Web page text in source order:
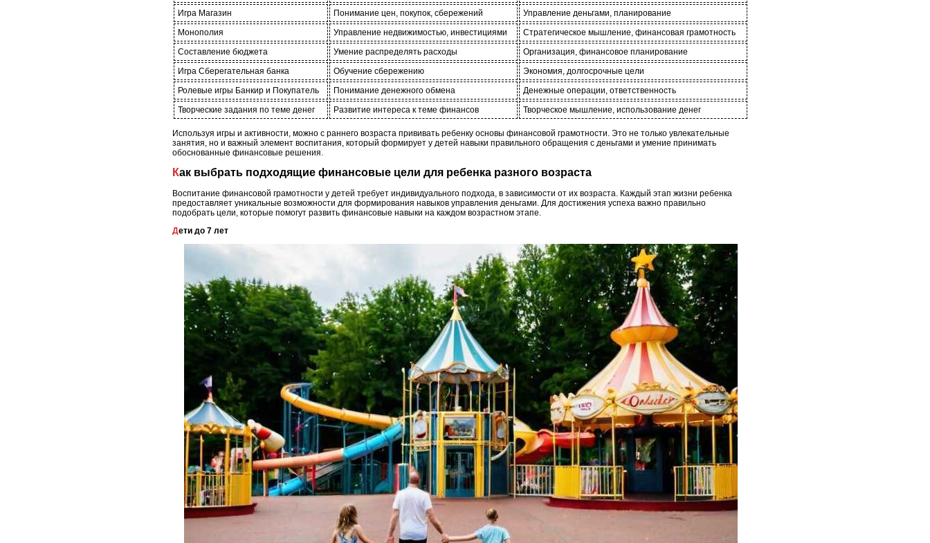
Игра Магазин
Понимание цен, покупок, сбережений
Управление деньгами, планирование
Монополия
Управление недвижимостью, инвестициями
Стратегическое мышление, финансовая грамотность
Составление бюджета
Умение распределять расходы
Организация, финансовое планирование
Игра Сберегательная банка
Обучение сбережению
Экономия, долгосрочные цели
Ролевые игры Банкир и Покупатель
Понимание денежного обмена
Денежные операции, ответственность
Творческие задания по теме денег
Развитие интереса к теме финансов Творческое мышление, использование денег
Используя игры и активности, можно с раннего возраста прививать ребенку основы финансовой грамотности. Это не только увлекательные
занятия, но и важный элемент воспитания, который формирует у детей навыки правильного обращения с деньгами и умение принимать
обоснованные финансовые решения.
Как выбрать подходящие финансовые цели для ребенка разного возраста
Воспитание финансовой грамотности у детей требует индивидуального подхода, в зависимости от их возраста. Каждый этап жизни ребенка
предоставляет уникальные возможности для формирования навыков управления деньгами. Для достижения успеха важно правильно
подобрать цели, которые помогут развить финансовые навыки на каждом возрастном этапе.
Дети до 7 лет